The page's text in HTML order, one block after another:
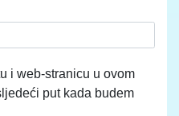
i web-stranicu u ovom
put kada budem